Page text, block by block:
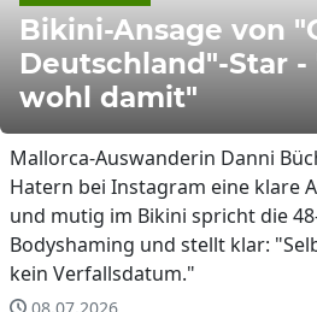
Bikini-Ansage von
Deutschland"-Star
wohl damit"
Mallorca-Auswanderin Danni
Hatern bei Instagram eine klare
und mutig im Bikini spricht die
Bodyshaming und stellt klar:
kein Verfallsdatum."
08.07.2026